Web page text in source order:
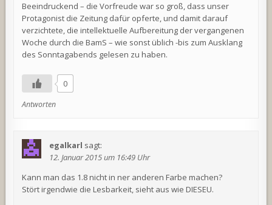
Beeindruckend – die Vorfreude war so groß, dass unser
Protagonist die Zeitung dafür opferte, und damit darauf
verzichtete, die intellektuelle Aufbereitung der vergangenen
Woche durch die BamS – wie sonst üblich -bis zum Ausklang
des Sonntagabends gelesen zu haben.
0
Antworten
egalkarl sagt:
12. Januar 2015 um 16:49 Uhr
Kann man das 1.8 nicht in ner anderen Farbe machen?
Stört irgendwie die Lesbarkeit, sieht aus wie DIESEU.